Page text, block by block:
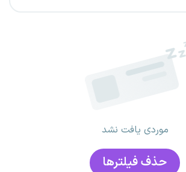
موردی یافت نشد
حذف فیلتر‌ها